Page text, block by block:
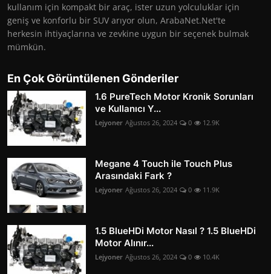
kullanım için kompakt bir araç, ister uzun yolculuklar için
geniş ve konforlu bir SUV arıyor olun, ArabaNet.Net'te
herkesin ihtiyaçlarına ve zevkine uygun bir seçenek bulmak
mümkün.
En Çok Görüntülenen Gönderiler
1.6 PureTech Motor Kronik Sorunları
ve Kullanıcı Y...
Lejyoner Ağustos 26, 2024 0 12.9K
Megane 4 Touch ile Touch Plus
Arasındaki Fark ?
Lejyoner Ağustos 26, 2024 0 11.9K
1.5 BlueHDi Motor Nasıl ? 1.5 BlueHDi
Motor Alınır...
Lejyoner Ağustos 26, 2024 0 10.4K